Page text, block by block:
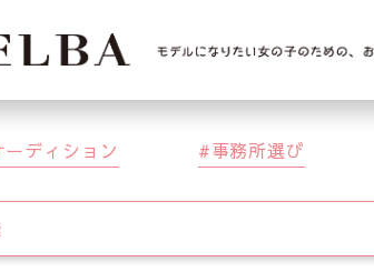
ーディション 事務所選び